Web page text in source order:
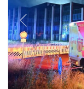
Previous